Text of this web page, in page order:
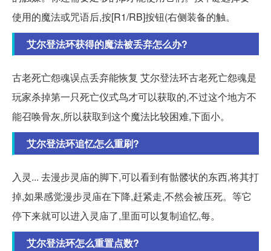
使用的魔法或咒语后,按[R1/RB]按钮(右侧装备的触。
艾尔登法环获得的魔法被丢弃怎么办?
古老死亡怨魂误点丢弃能恢复 艾尔登法环古老死亡怨魂是
玩家杀掉第一只死亡仪式鸟才可以获取的,不过这个地方不
能召唤骨灰,所以获取到这个魔法比较困难,下面小。
艾尔登法环追忆怎么重刷?
入灵... 去漫步灵庙的脚下,可以看到有骷髅状的东西,将其打
掉,如果感觉漫步灵庙在下降,赶紧走,不然会被压死。等它
停下来就可以进入灵庙了,里面可以复制追忆,每。
艾尔登法环怎么重置点数?